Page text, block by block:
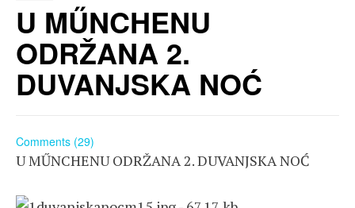
U MŰNCHENU
ODRŽANA 2.
DUVANJSKA NOĆ
Comments (29)
U MŰNCHENU ODRŽANA 2. DUVANJSKA NOĆ